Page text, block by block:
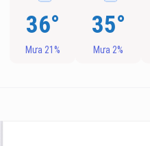
36°
Mưa 21%
35°
Mưa 2%